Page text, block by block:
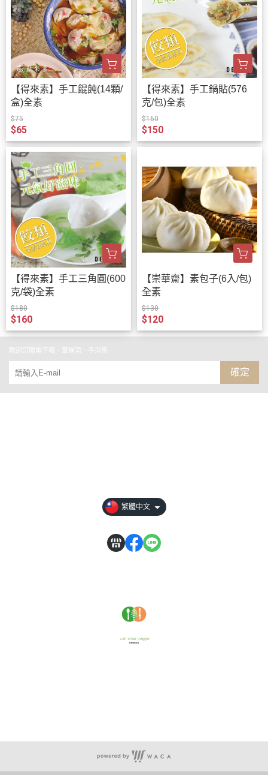
【得來素】手工餛飩(14顆/
盒)全素
$75
$65
【得來素】手工鍋貼(576
克/包)全素
$160
$150
【得來素】手工三角圓(600
克/袋)全素
$180
$160
【崇華齋】素包子(6入/包)
全素
$130
$120
歡迎訂閱電子報，掌握第一手消息
確定
繁體中文